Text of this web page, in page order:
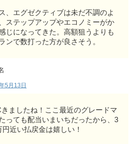
、エグゼクティブは未だ不調のよ
ステップアップやエコノミーがか
じになってきた。高額狙うよりも
ンで数打った方が良さそう。
5月13日
ましたね！ここ最近のグレードマ
っても配当いまいちだったから、3
近い払戻金は嬉しい！